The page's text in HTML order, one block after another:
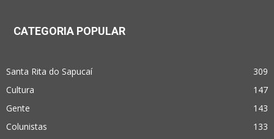
CATEGORIA POPULAR
Santa Rita do Sapucaí
309
Cultura
147
Gente
143
Colunistas
133